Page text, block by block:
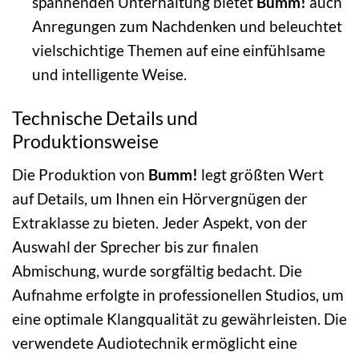
Anregungen zum Nachdenken und beleuchtet
vielschichtige Themen auf eine einfühlsame
und intelligente Weise.
Technische Details und
Produktionsweise
Die Produktion von Bumm! legt größten Wert
auf Details, um Ihnen ein Hörvergnügen der
Extraklasse zu bieten. Jeder Aspekt, von der
Auswahl der Sprecher bis zur finalen
Abmischung, wurde sorgfältig bedacht. Die
Aufnahme erfolgte in professionellen Studios, um
eine optimale Klangqualität zu gewährleisten. Die
verwendete Audiotechnik ermöglicht eine